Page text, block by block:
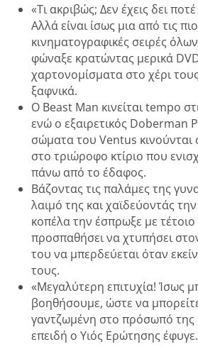
«Τι ακριβώς; Δεν έχεις δει
Αλλά είναι ίσως μια από τις
κινηματογραφικές σειρές
φώναξε κρατώντας μερικά
χαρτονομίσματα στο χέρι
ξαφνικά.
Ο Beast Man κινείται tempo
ενώ ο εξαιρετικός Doberman
σώματα του Ventus κινούνται
στο τριώροφο κτίριο που
πάνω από το έδαφος.
Βάζοντας τις παλάμες της
λαιμό της και χαϊδεύοντάς
κοπέλα την έσπρωξε με
προσπαθήσει να χτυπήσει
του να μπερδεύεται όταν
τους.
«Μεγαλύτερη επιτυχία! Ίσως
βοηθήσουμε, ώστε να
γαντζωμένη στο πρόσωπό της
επειδή ο Υιός Ερώτησης έφυγε.